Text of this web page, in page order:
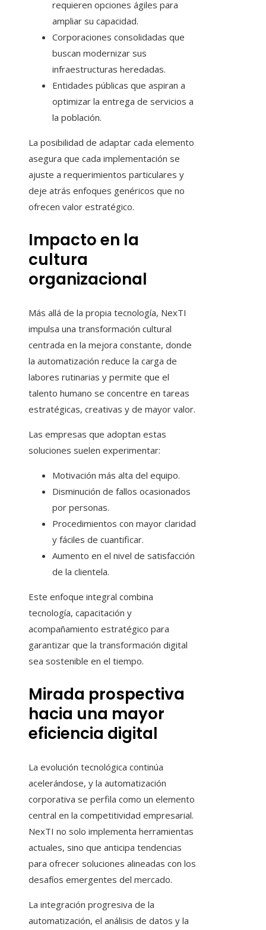
requieren opciones ágiles para
ampliar su capacidad.
Corporaciones consolidadas que
buscan modernizar sus
infraestructuras heredadas.
Entidades públicas que aspiran a
optimizar la entrega de servicios a
la población.
La posibilidad de adaptar cada elemento
asegura que cada implementación se
ajuste a requerimientos particulares y
deje atrás enfoques genéricos que no
ofrecen valor estratégico.
Impacto en la
cultura
organizacional
Más allá de la propia tecnología, NexTI
impulsa una transformación cultural
centrada en la mejora constante, donde
la automatización reduce la carga de
labores rutinarias y permite que el
talento humano se concentre en tareas
estratégicas, creativas y de mayor valor.
Las empresas que adoptan estas
soluciones suelen experimentar:
Motivación más alta del equipo.
Disminución de fallos ocasionados
por personas.
Procedimientos con mayor claridad
y fáciles de cuantificar.
Aumento en el nivel de satisfacción
de la clientela.
Este enfoque integral combina
tecnología, capacitación y
acompañamiento estratégico para
garantizar que la transformación digital
sea sostenible en el tiempo.
Mirada prospectiva
hacia una mayor
eficiencia digital
La evolución tecnológica continúa
acelerándose, y la automatización
corporativa se perfila como un elemento
central en la competitividad empresarial.
NexTI no solo implementa herramientas
actuales, sino que anticipa tendencias
para ofrecer soluciones alineadas con los
desafíos emergentes del mercado.
La integración progresiva de la
automatización, el análisis de datos y la